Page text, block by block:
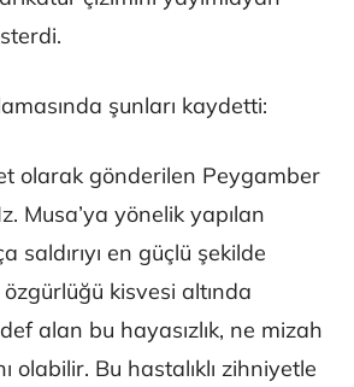
şunları kaydetti:
olarak gönderilen Peygamber
Musa’ya yönelik yapılan
saldırıyı en güçlü şekilde
özgürlüğü kisvesi altında
alan bu hayasızlık, ne mizah
olabilir. Bu hastalıklı zihniyetle